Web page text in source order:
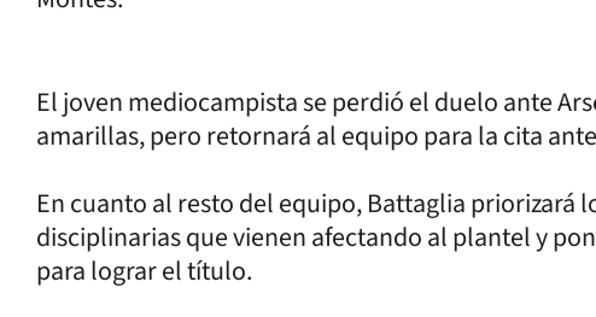
El joven mediocampista se perdió el duelo ante
amarillas, pero retornará al equipo para la cita
En cuanto al resto del equipo, Battaglia priorizará
disciplinarias que vienen afectando al plantel y
para lograr el título.